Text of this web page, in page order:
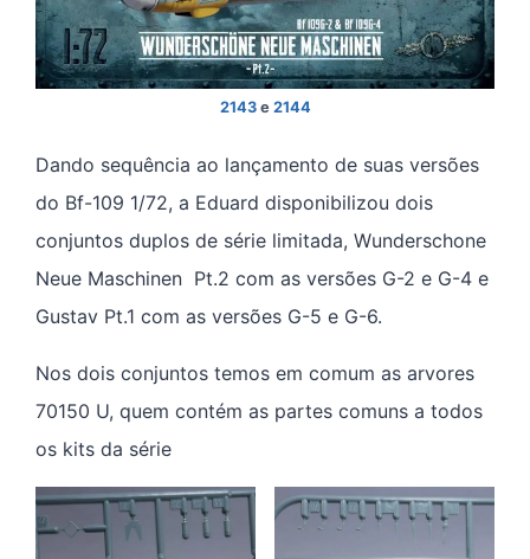
2143 e 2144
Dando sequência ao lançamento de suas versões
do Bf-109 1/72, a Eduard disponibilizou dois
conjuntos duplos de série limitada, Wunderschone
Neue Maschinen Pt.2 com as versões G-2 e G-4 e
Gustav Pt.1 com as versões G-5 e G-6.
Nos dois conjuntos temos em comum as arvores
70150 U, quem contém as partes comuns a todos
os kits da série